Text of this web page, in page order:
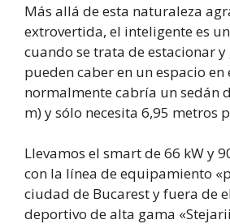
Más allá de esta naturaleza
extrovertida, el inteligente es
cuando se trata de estacionar
pueden caber en un espacio en
normalmente cabría un sedán
m) y sólo necesita 6,95 metros
Llevamos el smart de 66 kW y
con la línea de equipamiento
ciudad de Bucarest y fuera de
deportivo de alta gama